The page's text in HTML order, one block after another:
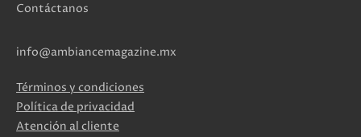
Contáctanos
info@ambiancemagazine.mx
Términos y condiciones
Política de privacidad
Atención al cliente